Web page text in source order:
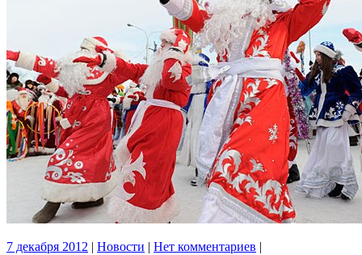
7 декабря 2012 | Новости | Нет комментариев |